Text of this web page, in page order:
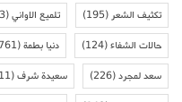
تكثيف الشعر(195) تلميع الاواني(103)
حالات الشفاء(124) دنيا بطمة(761)
سعد لمجرد(226) سعيدة شرف(111)